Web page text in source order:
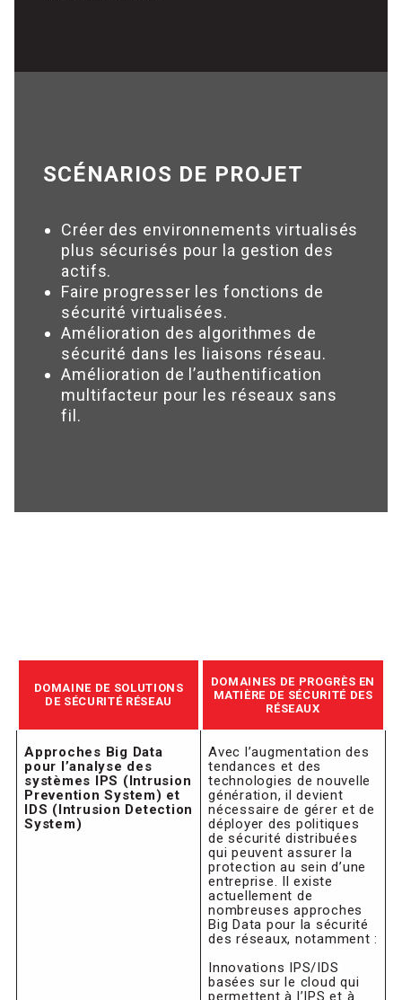
SCÉNARIOS DE PROJET
Créer des environnements virtualisés
plus sécurisés pour la gestion des
actifs.
Faire progresser les fonctions de
sécurité virtualisées.
Amélioration des algorithmes de
sécurité dans les liaisons réseau.
Amélioration de l’authentification
multifacteur pour les réseaux sans
fil.
DOMAINE DE SOLUTIONS
DE SÉCURITÉ RÉSEAU
DOMAINES DE PROGRÈS EN
MATIÈRE DE SÉCURITÉ DES
RÉSEAUX
Approches Big Data
pour l’analyse des
systèmes IPS (Intrusion
Prevention System) et
IDS (Intrusion Detection
System)
Avec l’augmentation des
tendances et des
technologies de nouvelle
génération, il devient
nécessaire de gérer et de
déployer des politiques
de sécurité distribuées
qui peuvent assurer la
protection au sein d’une
entreprise. Il existe
actuellement de
nombreuses approches
Big Data pour la sécurité
des réseaux, notamment :
Innovations IPS/IDS
basées sur le cloud qui
permettent à l’IPS et à